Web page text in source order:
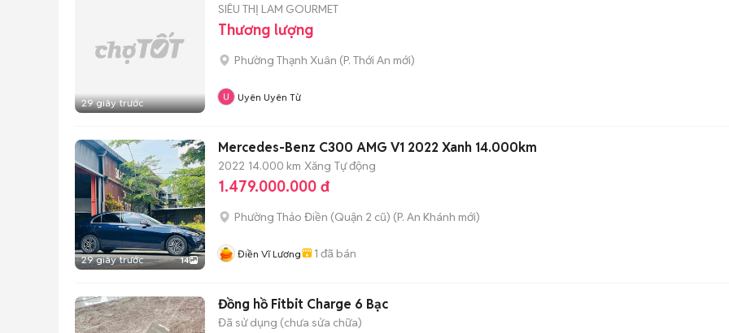
29 giây trước
SIÊU THỊ LAM GOURMET
Thương lượng
Phường Thạnh Xuân (P. Thới An mới)
Uyên Uyên Từ
29 giây trước 14
Mercedes-Benz C300 AMG V1 2022 Xanh 14.000km
2022 14.000 km Xăng Tự động
1.479.000.000 đ
Phường Thảo Điền (Quận 2 cũ) (P. An Khánh mới)
Điền Vĩ Lương 1 đã bán
Đồng hồ Fitbit Charge 6 Bạc
Đã sử dụng (chưa sửa chữa)